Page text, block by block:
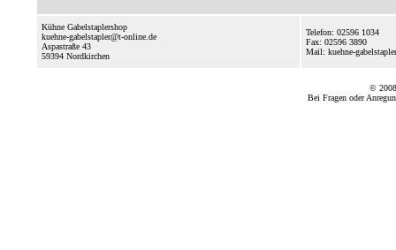
Kühne Gabelstaplershop
kuehne-gabelstapler@t-online.de
Aspastraße 43
59394 Nordkirchen
Telefon: 02596 1034
Fax: 02596 3890
Mail: kuehne-
© 2008
Bei Fragen oder